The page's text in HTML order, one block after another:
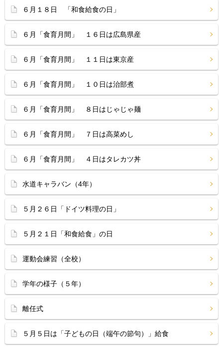
６月１８日 「和食給食の日」
６月「食育月間」 １６日は広島県産
６月「食育月間」 １１日は東京産
６月「食育月間」 １０日は治部煮
６月「食育月間」 ８日はじゃじゃ麺
６月「食育月間」 ７日は高菜めし
６月「食育月間」 ４日はタレカツ丼
水道キャラバン（4年）
５月２６日「ドイツ料理の日」
５月２１日「和食給食」の日
運動会練習（全校）
学年の様子（５年）
離任式
５月５日は「子どもの日（端午の節句）」給食